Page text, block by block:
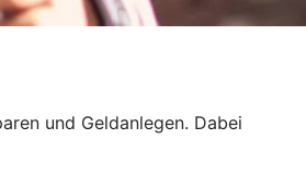
und Geldanlegen. Dabei